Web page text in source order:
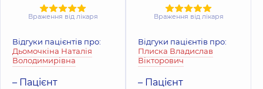
Нікіфоров
Сергій
Стоматолог
дитячий, 5 років
досвіду
Єфіменко
Олена Юріївна
пародонтолог,
років досвіду
Враження від лікаря
Відгуки пацієнтів про:
Дьомочкіна Наталія
Володимирівна
– Пацієнт
Враження від лікаря
Відгуки пацієнтів про:
Плиска Владислав
Вікторович
– Пацієнт